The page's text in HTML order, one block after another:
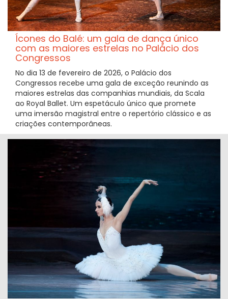
Ícones do Balé: um gala de dança único
com as maiores estrelas no Palácio dos
Congressos
No dia 13 de fevereiro de 2026, o Palácio dos
Congressos recebe uma gala de exceção reunindo as
maiores estrelas das companhias mundiais, da Scala
ao Royal Ballet. Um espetáculo único que promete
uma imersão magistral entre o repertório clássico e as
criações contemporâneas.